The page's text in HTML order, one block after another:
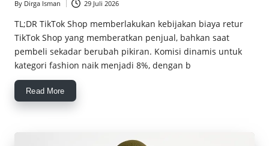
Posted
by
By Dirga Isman 29 Juli 2026
TL;DR TikTok Shop memberlakukan kebijakan biaya retur
TikTok Shop yang memberatkan penjual, bahkan saat
pembeli sekadar berubah pikiran. Komisi dinamis untuk
kategori fashion naik menjadi 8%, dengan b
Read More